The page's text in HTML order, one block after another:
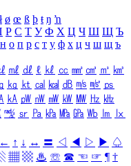
ł ø œ ß þ ŧ ŋ ŉ
Р С Т У Ф Х Ц Ч Ш Щ Ъ
н о п р с т у ф х ц ч ш щ ъ
㎖ ㎗ ℓ ㎘ ㏄ ㎣ ㎤ ㎥ ㎦
㎏ ㏏ ㎈ ㎉ ㏈ ㎧ ㎨ ㎰
㎄ ㎺ ㎻ ㎽ ㎾ ㎿ ㎐ ㎑
㎯ ㏛ ㎩ ㎪ ㎫ ㎬ ㏝ ㏐
㏓
← ↑ ↓ ↔ 〓 ◁ ◀ ▷ ▶ ♤
▦ ▩ ♨ ☏ ☎ ☜ ☞ ¶ †